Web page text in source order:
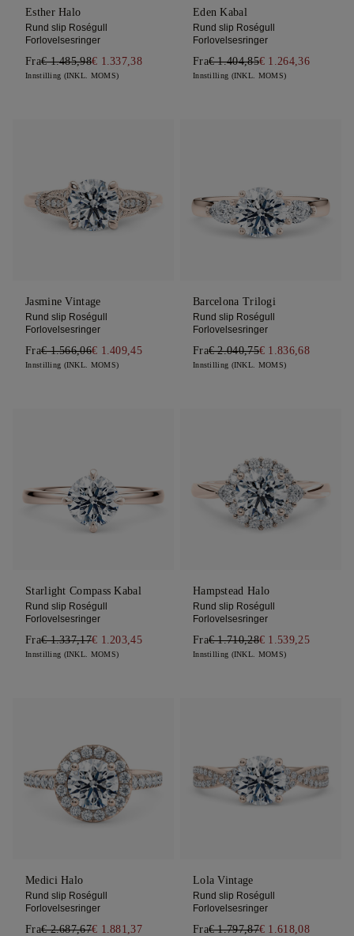
Esther Halo
Rund slip Roségull
Forlovelsesringer
Fra€ 1.485,98€ 1.337,38
Innstilling (INKL. MOMS)
Eden Kabal
Rund slip Roségull
Forlovelsesringer
Fra€ 1.404,85€ 1.264,36
Innstilling (INKL. MOMS)
Jasmine Vintage
Rund slip Roségull
Forlovelsesringer
Fra€ 1.566,06€ 1.409,45
Innstilling (INKL. MOMS)
Barcelona Trilogi
Rund slip Roségull
Forlovelsesringer
Fra€ 2.040,75€ 1.836,68
Innstilling (INKL. MOMS)
Starlight Compass Kabal
Rund slip Roségull
Forlovelsesringer
Fra€ 1.337,17€ 1.203,45
Innstilling (INKL. MOMS)
Hampstead Halo
Rund slip Roségull
Forlovelsesringer
Fra€ 1.710,28€ 1.539,25
Innstilling (INKL. MOMS)
Medici Halo
Rund slip Roségull
Forlovelsesringer
Fra€ 2.687,67€ 1.881,37
Lola Vintage
Rund slip Roségull
Forlovelsesringer
Fra€ 1.797,87€ 1.618,08